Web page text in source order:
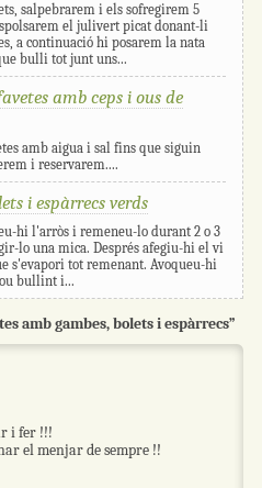
salpebrarem i els sofregirem 5
el julivert picat donant-li
a continuació hi posarem la nata
bulli tot junt uns...
amb ceps i ous de
amb aigua i sal fins que siguin
i reservarem....
i espàrrecs verds
hi l'arròs i remeneu-lo durant 2 o 3
lo una mica. Després afegiu-hi el vi
s'evapori tot remenant. Avoqueu-hi
bullint i...
amb gambes, bolets i espàrrecs”
i fer !!!
el menjar de sempre !!